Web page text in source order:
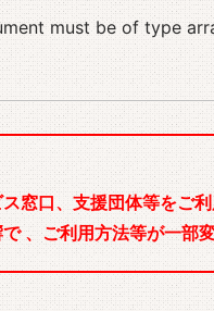
must be of type
窓口、支援団体等をご
、ご利用方法等が一部